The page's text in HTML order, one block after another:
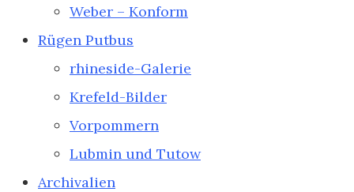
Weber – Konform
Rügen Putbus
rhineside-Galerie
Krefeld-Bilder
Vorpommern
Lubmin und Tutow
Archivalien